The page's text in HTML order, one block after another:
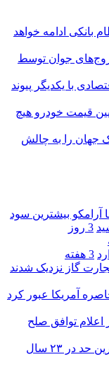
بانکی ادامه خواهد
به زوج‌های جوان توسط
با یکدیگر پیوند
قیمت خودرو هیچ
جهان را به چالش
آرامکو بیشترین سود
3 روز
3 هفته
گاز نزدیک شدند
اعلام توافق صلح
ذخایر نفت کشورهای ثروتمند به پایین‌ترین حد در ۲۳ سال